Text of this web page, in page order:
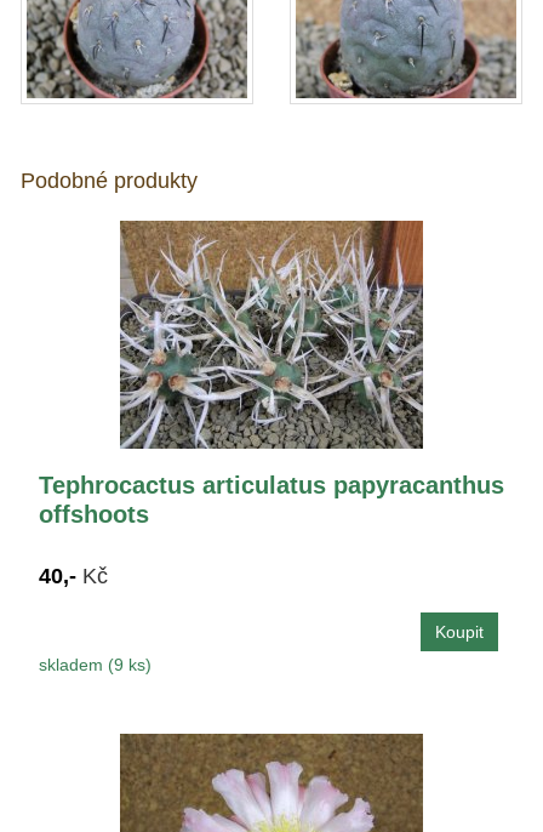
Podobné produkty
Tephrocactus articulatus papyracanthus
offshoots
40,- Kč
skladem (9 ks)